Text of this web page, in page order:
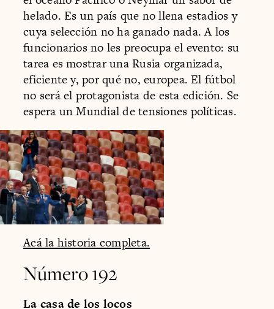
helado. Es un país que no llena estadios y
cuya selección no ha ganado nada. A los
funcionarios no les preocupa el evento: su
tarea es mostrar una Rusia organizada,
eficiente y, por qué no, europea. El fútbol
no será el protagonista de esta edición. Se
espera un Mundial de tensiones políticas.
Acá la historia completa.
Número 192
La casa de los locos